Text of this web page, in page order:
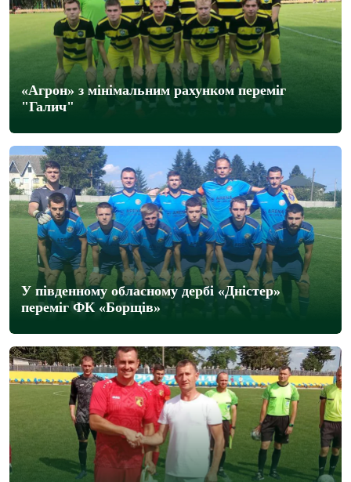
«Агрон» з мінімальним рахунком переміг
"Галич"
У південному обласному дербі «Дністер»
переміг ФК «Борщів»